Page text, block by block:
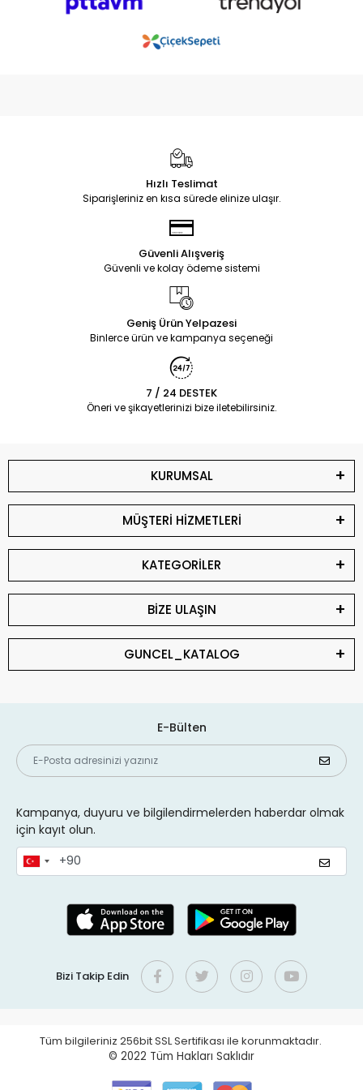
Hızlı Teslimat
Siparişleriniz en kısa sürede elinize ulaşır.
Güvenli Alışveriş
Güvenli ve kolay ödeme sistemi
Geniş Ürün Yelpazesi
Binlerce ürün ve kampanya seçeneği
7 / 24 DESTEK
Öneri ve şikayetlerinizi bize iletebilirsiniz.
KURUMSAL
MÜŞTERİ HİZMETLERİ
KATEGORİLER
BİZE ULAŞIN
GUNCEL_KATALOG
E-Bülten
Kampanya, duyuru ve bilgilendirmelerden haberdar olmak
için kayıt olun.
Bizi Takip Edin
Tüm bilgileriniz 256bit SSL Sertifikası ile korunmaktadır.
© 2022 Tüm Hakları Saklıdır